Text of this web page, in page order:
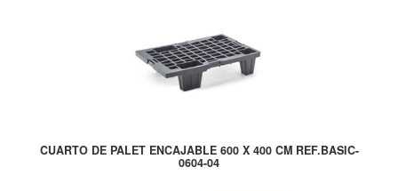
CUARTO DE PALET ENCAJABLE 600 X 400 CM REF.BASIC-
0604-04